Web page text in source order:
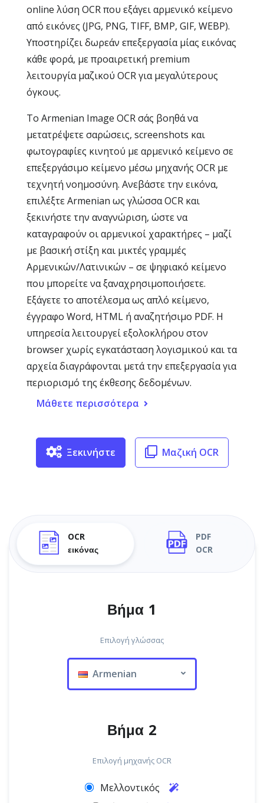
online λύση OCR που εξάγει αρμενικό κείμενο
από εικόνες (JPG, PNG, TIFF, BMP, GIF, WEBP).
Υποστηρίζει δωρεάν επεξεργασία μίας εικόνας
κάθε φορά, με προαιρετική premium
λειτουργία μαζικού OCR για μεγαλύτερους
όγκους.
Το Armenian Image OCR σάς βοηθά να
μετατρέψετε σαρώσεις, screenshots και
φωτογραφίες κινητού με αρμενικό κείμενο σε
επεξεργάσιμο κείμενο μέσω μηχανής OCR με
τεχνητή νοημοσύνη. Ανεβάστε την εικόνα,
επιλέξτε Armenian ως γλώσσα OCR και
ξεκινήστε την αναγνώριση, ώστε να
καταγραφούν οι αρμενικοί χαρακτήρες – μαζί
με βασική στίξη και μικτές γραμμές
Αρμενικών/Λατινικών – σε ψηφιακό κείμενο
που μπορείτε να ξαναχρησιμοποιήσετε.
Εξάγετε το αποτέλεσμα ως απλό κείμενο,
έγγραφο Word, HTML ή αναζητήσιμο PDF. Η
υπηρεσία λειτουργεί εξολοκλήρου στον
browser χωρίς εγκατάσταση λογισμικού και τα
αρχεία διαγράφονται μετά την επεξεργασία για
περιορισμό της έκθεσης δεδομένων.
Μάθετε περισσότερα
Ξεκινήστε Μαζική OCR
OCR
εικόνας
PDF
OCR
Βήμα 1
Επιλογή γλώσσας
Armenian
Βήμα 2
Επιλογή μηχανής OCR
Μελλοντικός